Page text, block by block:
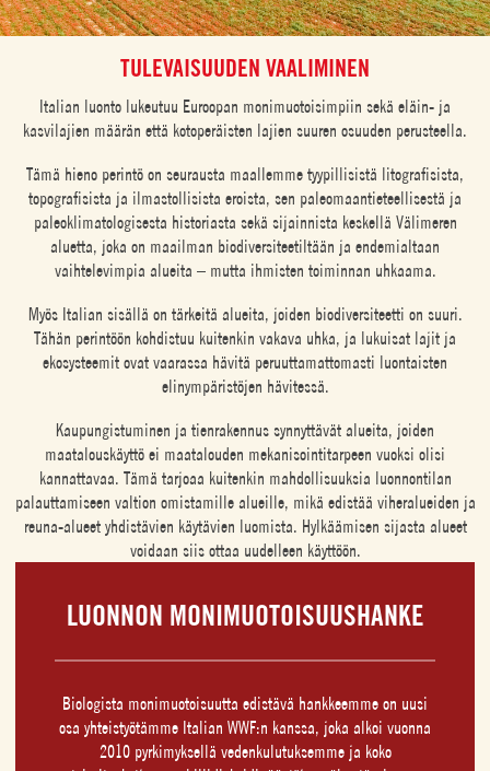
TULEVAISUUDEN VAALIMINEN
Italian luonto lukeutuu Euroopan monimuotoisimpiin sekä eläin- ja
kasvilajien määrän että kotoperäisten lajien suuren osuuden perusteella.
Tämä hieno perintö on seurausta maallemme tyypillisistä litografisista,
topografisista ja ilmastollisista eroista, sen paleomaantieteellisestä ja
paleoklimatologisesta historiasta sekä sijainnista keskellä Välimeren
aluetta, joka on maailman biodiversiteetiltään ja endemialtaan
vaihtelevimpia alueita – mutta ihmisten toiminnan uhkaama.
Myös Italian sisällä on tärkeitä alueita, joiden biodiversiteetti on suuri.
Tähän perintöön kohdistuu kuitenkin vakava uhka, ja lukuisat lajit ja
ekosysteemit ovat vaarassa hävitä peruuttamattomasti luontaisten
elinympäristöjen hävitessä.
Kaupungistuminen ja tienrakennus synnyttävät alueita, joiden
maatalouskäyttö ei maatalouden mekanisointitarpeen vuoksi olisi
kannattavaa. Tämä tarjoaa kuitenkin mahdollisuuksia luonnontilan
palauttamiseen valtion omistamille alueille, mikä edistää viheralueiden ja
reuna-alueet yhdistävien käytävien luomista. Hylkäämisen sijasta alueet
voidaan siis ottaa uudelleen käyttöön.
LUONNON MONIMUOTOISUUSHANKE
Biologista monimuotoisuutta edistävä hankkeemme on uusi
osa yhteistyötämme Italian WWF:n kanssa, joka alkoi vuonna
2010 pyrkimyksellä vedenkulutuksemme ja koko